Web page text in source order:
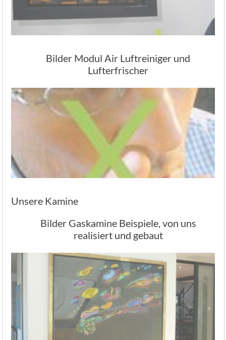
Bilder Modul Air Luftreiniger und
Lufterfrischer
Unsere Kamine
Bilder Gaskamine Beispiele, von uns
realisiert und gebaut